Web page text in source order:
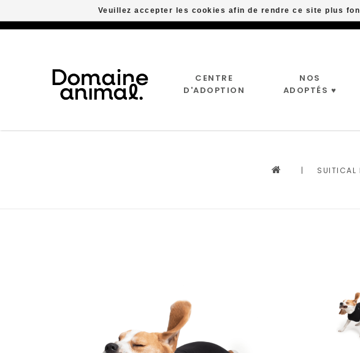
CENTRE
D'ADOPTION
NOS
ADOPTÉS ♥
| SUITICAL
Veuillez accepter les cookies afin de rendre ce site plus